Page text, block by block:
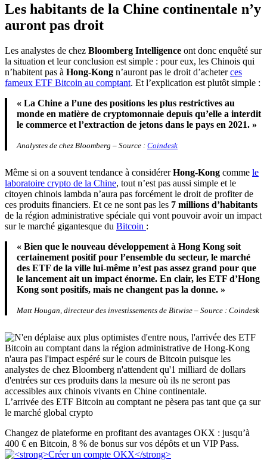
Les habitants de la Chine continentale n’y
auront pas droit
Les analystes de chez Bloomberg Intelligence ont donc enquêté sur
la situation et leur conclusion est simple : pour eux, les Chinois qui
n’habitent pas à Hong-Kong n’auront pas le droit d’acheterces
fameux ETF Bitcoin au comptant. Et l’explication est plutôt simple :
« La Chine a l’une des positions les plus restrictives au
monde en matière de cryptomonnaie depuis qu’elle a interdit
le commerce et l’extraction de jetons dans le pays en 2021. »
Analystes de chez Bloomberg – Source : Coindesk
Même si on a souvent tendance à considérerHong-Kong comme le
laboratoire crypto de la Chine, tout n’est pas aussi simple et le
citoyen chinois lambda n’aura pas forcément le droit de profiter de
ces produits financiers. Et ce ne sont pas les 7 millions d’habitants
de la région administrative spéciale qui vont pouvoir avoir un impact
sur le marché gigantesque du Bitcoin :
« Bien que le nouveau développement à Hong Kong soit
certainement positif pour l’ensemble du secteur, le marché
des ETF de la ville lui-même n’est pas assez grand pour que
le lancement ait un impact énorme. En clair, les ETF d’Hong
Kong sont positifs, mais ne changent pas la donne. »
Matt Hougan, directeur des investissements de Bitwise – Source : Coindesk
L’arrivée des ETF Bitcoin au comptant ne pèsera pas tant que ça sur
le marché global crypto
Changez de plateforme en profitant des avantages OKX : jusqu’à
400 € en Bitcoin, 8 % de bonus sur vos dépôts et un VIP Pass.